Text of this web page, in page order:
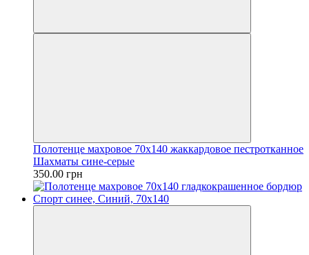
Полотенце махровое 70х140 жаккардовое пестротканное
Шахматы сине-серые
350.00 грн